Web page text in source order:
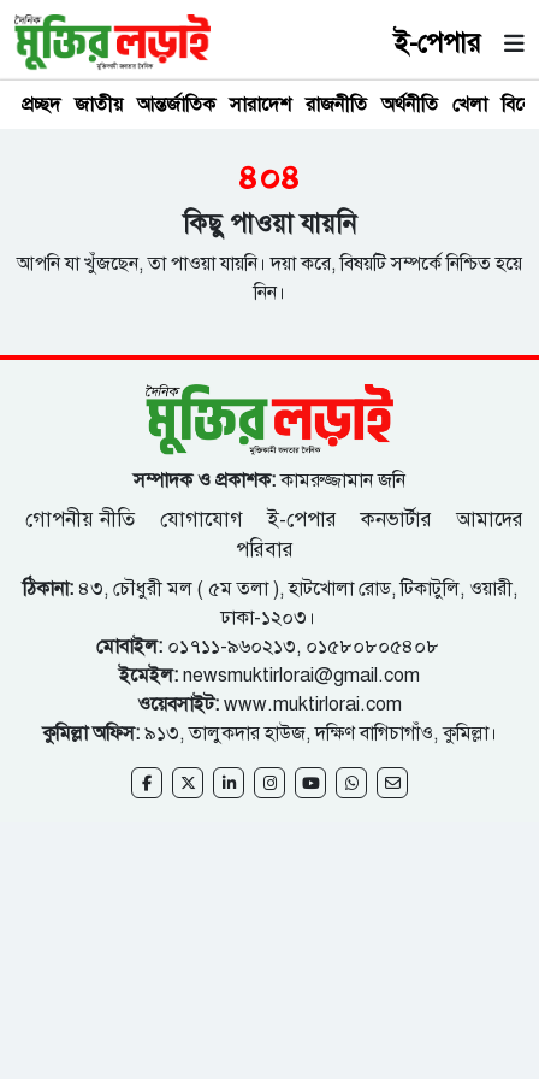
ই-পেপার
প্রচ্ছদ জাতীয় আন্তর্জাতিক সারাদেশ রাজনীতি অর্থনীতি খেলা
৪০৪
কিছু পাওয়া যায়নি
আপনি যা খুঁজছেন, তা পাওয়া যায়নি। দয়া করে, বিষয়টি সম্পর্কে নিশ্চিত হয়ে
নিন।
সম্পাদক ও প্রকাশক:কামরুজ্জামান জনি
গোপনীয় নীতি যোগাযোগ ই-পেপার কনভার্টার
আমাদের
পরিবার
ঠিকানা:৪৩, চৌধুরী মল ( ৫ম তলা ), হাটখোলা রোড, টিকাটুলি, ওয়ারী,
ঢাকা-১২০৩।
মোবাইল:০১৭১১-৯৬০২১৩, ০১৫৮০৮০৫৪০৮
ইমেইল: newsmuktirlorai@gmail.com
ওয়েবসাইট: www.muktirlorai.com
কুমিল্লা অফিস: ৯১৩, তালুকদার হাউজ, দক্ষিণ বাগিচাগাঁও, কুমিল্লা।